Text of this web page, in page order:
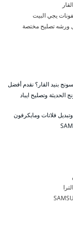
ورشه تصليح مختصة
بنيد القار؟ نقدم أفضل
الحديثة وتصليح ايباد
فلاتات ومايكرفون